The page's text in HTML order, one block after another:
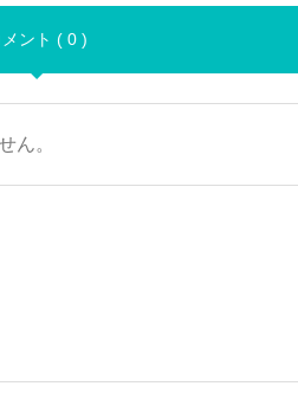
メント ( 0 )
ん。